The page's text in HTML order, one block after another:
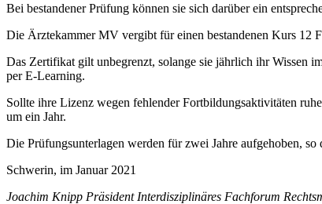
Bei bestandener Prüfung können sie sich darüber ein
Die Ärztekammer MV vergibt für einen bestandenen Kurs 12
Das Zertifikat gilt unbegrenzt, solange sie jährlich ihr Wissen
per E-Learning.
Sollte ihre Lizenz wegen fehlender Fortbildungsaktivitäten
um ein Jahr.
Die Prüfungsunterlagen werden für zwei Jahre aufgehoben,
Schwerin, im Januar 2021
Joachim Knipp Präsident Interdisziplinäres Fachforum